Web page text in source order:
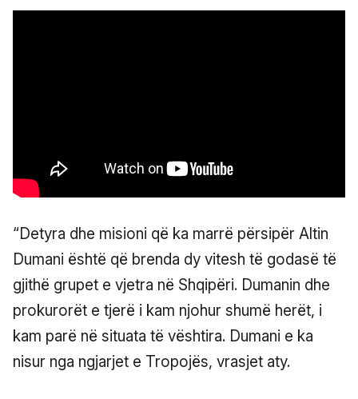
“Detyra dhe misioni që ka marrë përsipër Altin
Dumani është që brenda dy vitesh të godasë të
gjithë grupet e vjetra në Shqipëri. Dumanin dhe
prokurorët e tjerë i kam njohur shumë herët, i
kam parë në situata të vështira. Dumani e ka
nisur nga ngjarjet e Tropojës, vrasjet aty.